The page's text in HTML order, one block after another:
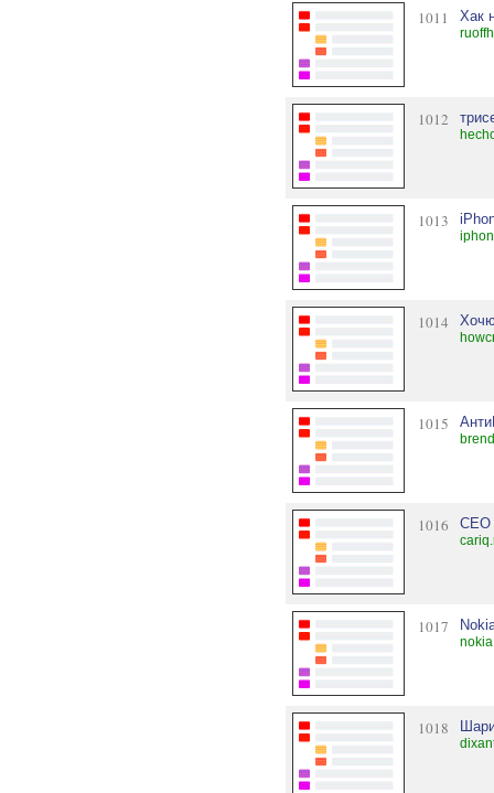
1011 Хак
1012
1013
1014
1015
1016 СЕО
1017
1018